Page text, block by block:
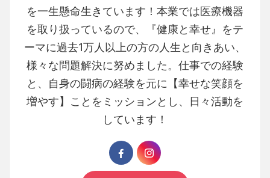
を一生懸命生きています！本業では医療機器
を取り扱っているので、『健康と幸せ』をテ
ーマに過去1万人以上の方の人生と向きあい、
様々な問題解決に努めました。仕事での経験
と、自身の闘病の経験を元に【幸せな笑顔を
増やす】ことをミッションとし、日々活動を
しています！